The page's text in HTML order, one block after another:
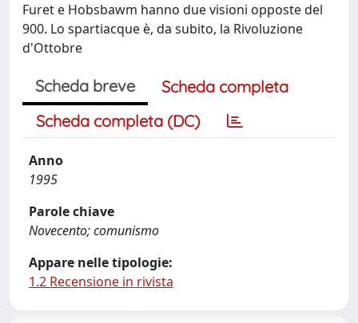
Furet e Hobsbawm hanno due visioni opposte del
900. Lo spartiacque è, da subito, la Rivoluzione
d'Ottobre
Scheda breve
Scheda completa
Scheda completa (DC)
Anno
1995
Parole chiave
Novecento; comunismo
Appare nelle tipologie:
1.2 Recensione in rivista